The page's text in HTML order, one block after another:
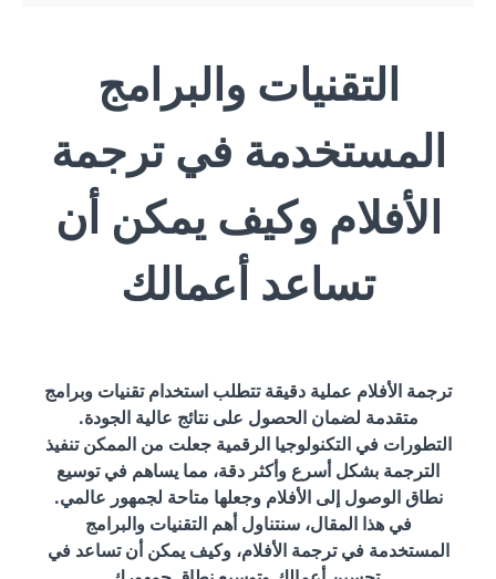
التقنيات والبرامج
المستخدمة في ترجمة
الأفلام وكيف يمكن أن
تساعد أعمالك
ترجمة الأفلام عملية دقيقة تتطلب استخدام تقنيات وبرامج
متقدمة لضمان الحصول على نتائج عالية الجودة.
التطورات في التكنولوجيا الرقمية جعلت من الممكن تنفيذ
الترجمة بشكل أسرع وأكثر دقة، مما يساهم في توسيع
نطاق الوصول إلى الأفلام وجعلها متاحة لجمهور عالمي.
في هذا المقال، سنتناول أهم التقنيات والبرامج
المستخدمة في ترجمة الأفلام، وكيف يمكن أن تساعد في